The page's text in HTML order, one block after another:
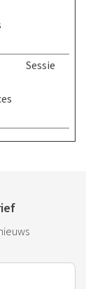
Sessie